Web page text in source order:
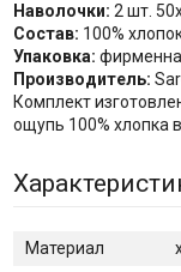
Наволочки: 2 шт.
Состав: 100%
Упаковка:
Производитель:
Комплект
ощупь 100% хлопка
Материал